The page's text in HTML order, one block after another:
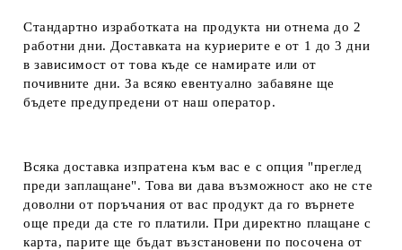
Стандартно изработката на продукта ни отнема до 2
работни дни. Доставката на куриерите е от 1 до 3 дни
в зависимост от това къде се намирате или от
почивните дни. За всяко евентуално забавяне ще
бъдете предупредени от наш оператор.
Всяка доставка изпратена към вас е с опция "преглед
преди заплащане". Това ви дава възможност ако не сте
доволни от поръчания от вас продукт да го върнете
още преди да сте го платили. При директно плащане с
карта, парите ще бъдат възстановени по посочена от